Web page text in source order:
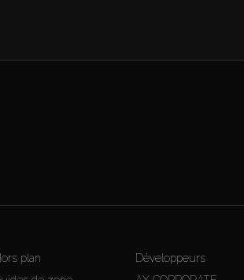
plan
Développeurs